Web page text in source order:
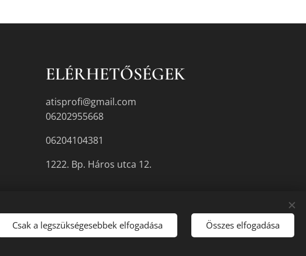
ELÉRHETŐSÉGEK
atisprofi@gmail.com
06202955668
06204104381
1222. Bp. Háros utca 12.
egyikén. Sütik
Csak a legszükségesebbek elfogadása Összes elfogadása